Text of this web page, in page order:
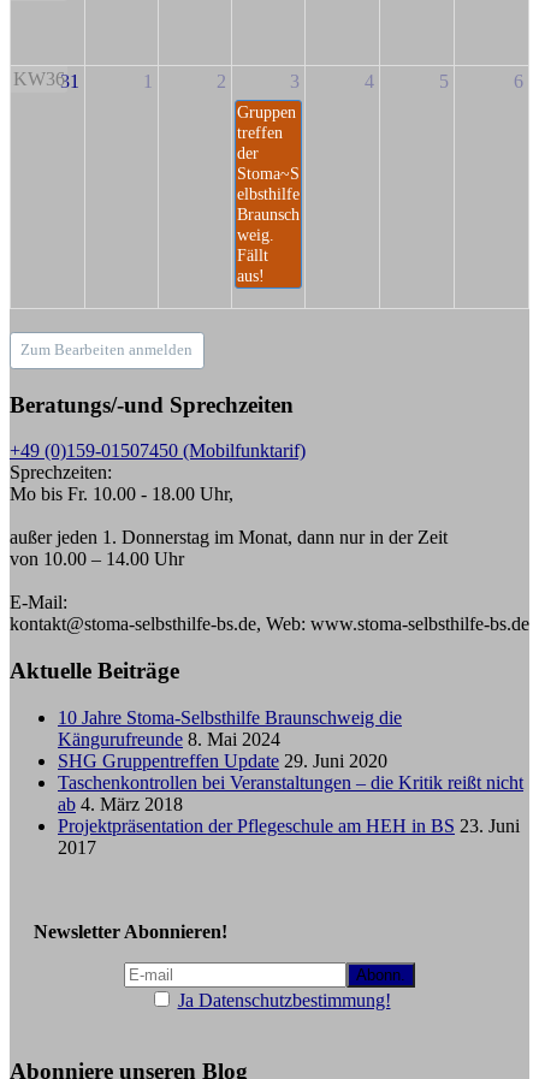
KW3631 1 2 3
Gruppen
treffen
der
Stoma~S
elbsthilfe
Braunsch
weig.
Fällt
aus!
4 5 6
Zum Bearbeiten anmelden
Beratungs/-und Sprechzeiten
+49 (0)159-01507450 (Mobilfunktarif)
Sprechzeiten:
Mo bis Fr. 10.00 - 18.00 Uhr,
außer jeden 1. Donnerstag im Monat, dann nur in der Zeit
von 10.00 – 14.00 Uhr
E-Mail:
kontakt@stoma-selbsthilfe-bs.de, Web: www.stoma-selbsthilfe-bs.de
Aktuelle Beiträge
10 Jahre Stoma-Selbsthilfe Braunschweig die
Kängurufreunde 8. Mai 2024
SHG Gruppentreffen Update 29. Juni 2020
Taschenkontrollen bei Veranstaltungen – die Kritik reißt nicht
ab 4. März 2018
Projektpräsentation der Pflegeschule am HEH in BS 23. Juni
2017
Newsletter Abonnieren!
Ja Datenschutzbestimmung!
Abonniere unseren Blog